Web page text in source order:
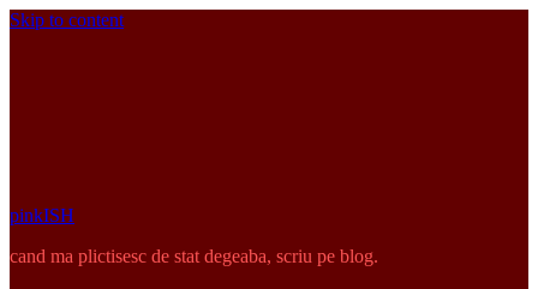
Skip to content
pinkISH
cand ma plictisesc de stat degeaba, scriu pe blog.